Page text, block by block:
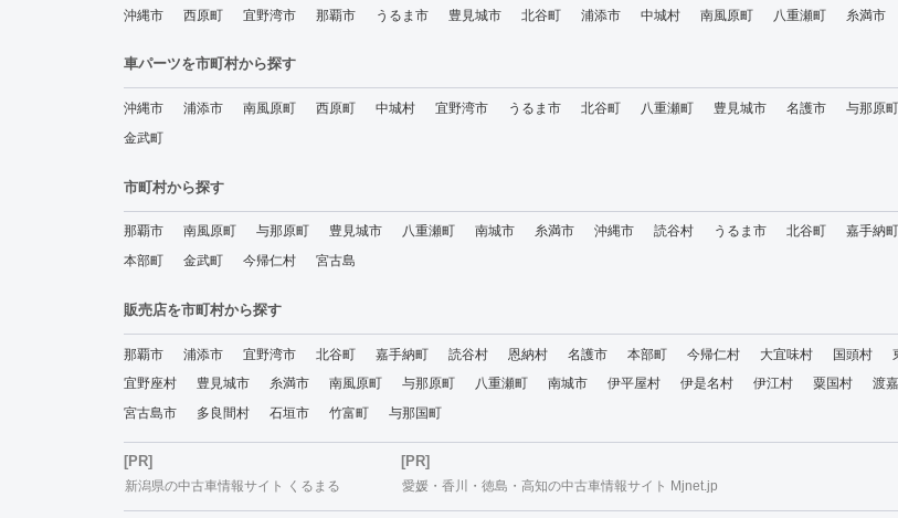
沖縄市 西原町 宜野湾市 那覇市 うるま市 豊見城市 北谷町 浦添市 中城村 南風原町 八重瀬町 糸満市
車パーツを市町村から探す
沖縄市 浦添市 南風原町 西原町 中城村 宜野湾市 うるま市 北谷町 八重瀬町 豊見城市 名護市 与那原町
金武町
市町村から探す
那覇市 南風原町 与那原町 豊見城市 八重瀬町 南城市 糸満市 沖縄市 読谷村 うるま市 北谷町 嘉手納町
本部町
金武町 今帰仁村 宮古島
販売店を市町村から探す
那覇市 浦添市 宜野湾市 北谷町 嘉手納町 読谷村 恩納村 名護市 本部町 今帰仁村 大宜味村 国頭村
宜野座村
豊見城市 糸満市 南風原町 与那原町 八重瀬町 南城市 伊平屋村 伊是名村 伊江村 粟国村 渡
宮古島市
多良間村 石垣市 竹富町 与那国町
[PR]
新潟県の中古車情報サイト くるまる
[PR]
愛媛・香川・徳島・高知の中古車情報サイト Mjnet.jp